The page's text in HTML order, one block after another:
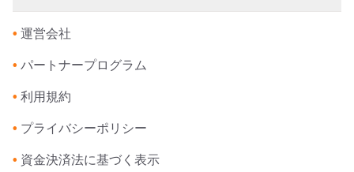
• 運営会社
• パートナープログラム
• 利用規約
• プライバシーポリシー
• 資金決済法に基づく表示